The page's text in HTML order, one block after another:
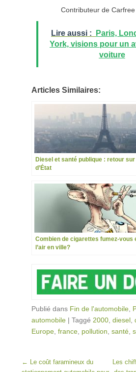
Contributeur de
Lire aussi :
Paris,
York, visions pour un
voiture
Articles Similaires:
Diesel et santé publique : retour
d’État
Combien de cigarettes fumez-vous
l’air en ville?
Publié dans Fin de l'automobile
automobile | Taggé 2000 diesel
Europe france pollution santé
Post navigation
←
Le coût faramineux du
Les